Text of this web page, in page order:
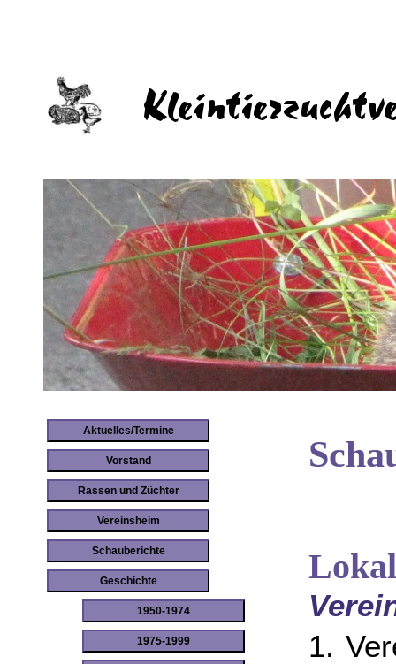
Aktuelles/Termine
Vorstand
Rassen und Züchter
Vereinsheim
Schauberichte
Geschichte
1950-1974
1975-1999
1.